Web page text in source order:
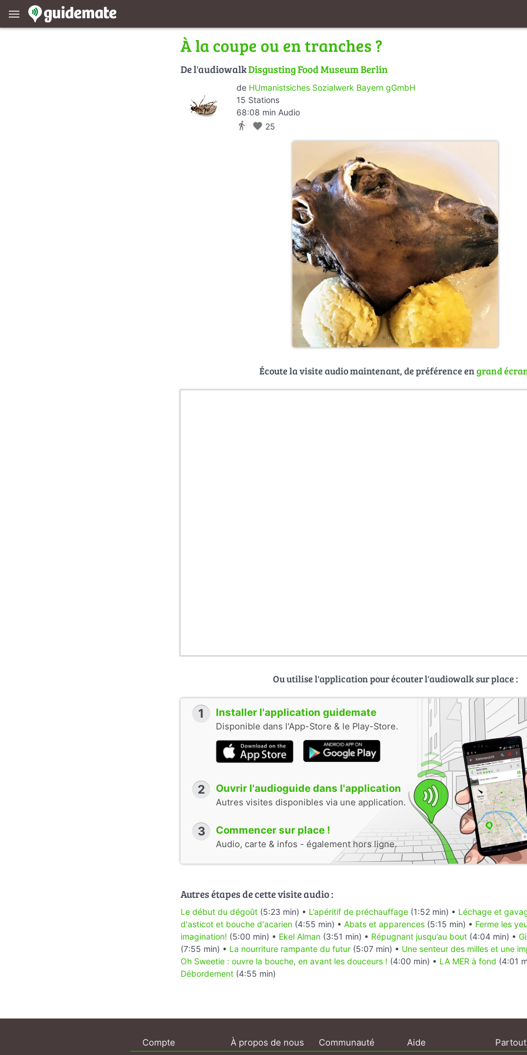
menu
À la coupe ou en tranches ?
De l'audiowalkDisgusting Food Museum Berlin
de HUmanistsiches Sozialwerk Bayern gGmbH
15 Stations
68:08 min Audio
directions_walk favorite 25
Écoute la visite audio maintenant, de préférence engrand
Ou utilise l'application pour écouter l'audiowalk sur place :
1 Installer l'application guidemate
Disponible dans l'App-Store & le Play-Store.
2 Ouvrir l'audioguide dans l'application
Autres visites disponibles via une application.
3 Commencer sur place !
Audio, carte & infos - également hors ligne.
Autres étapes de cette visite audio :
Le début du dégoût (5:23 min) • L’apéritif de préchauffage (1:52 min) • Léchage et
d'asticot et bouche d'acarien (4:55 min) • Abats et apparences (5:15 min) • Ferme les
imagination! (5:00 min) • Ekel Alman (3:51 min) • Répugnant jusqu’au bout (4:04 min) •
(7:55 min) • La nourriture rampante du futur (5:07 min) • Une senteur des milles et une
Oh Sweetie : ouvre la bouche, en avant les douceurs ! (4:00 min) • LA MER à fond (4:01
Débordement (4:55 min)
Compte À propos de nous Communauté Aide Partout